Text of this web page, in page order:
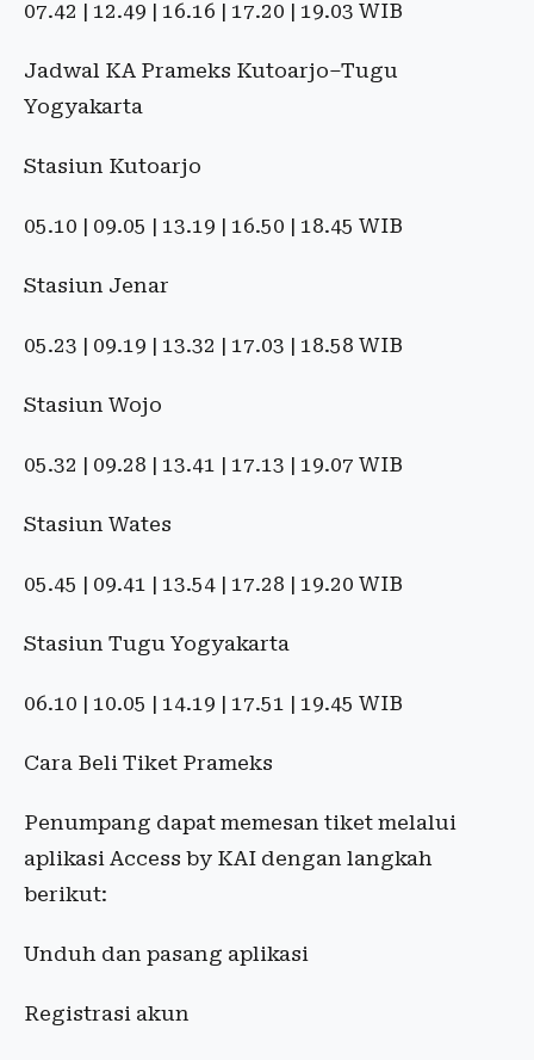
07.42 | 12.49 | 16.16 | 17.20 | 19.03 WIB
Jadwal KA Prameks Kutoarjo–Tugu
Yogyakarta
Stasiun Kutoarjo
05.10 | 09.05 | 13.19 | 16.50 | 18.45 WIB
Stasiun Jenar
05.23 | 09.19 | 13.32 | 17.03 | 18.58 WIB
Stasiun Wojo
05.32 | 09.28 | 13.41 | 17.13 | 19.07 WIB
Stasiun Wates
05.45 | 09.41 | 13.54 | 17.28 | 19.20 WIB
Stasiun Tugu Yogyakarta
06.10 | 10.05 | 14.19 | 17.51 | 19.45 WIB
Cara Beli Tiket Prameks
Penumpang dapat memesan tiket melalui
aplikasi Access by KAI dengan langkah
berikut:
Unduh dan pasang aplikasi
Registrasi akun